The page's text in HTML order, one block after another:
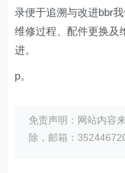
录便于追溯与改进bbr
维修过程、配件更换及
进。
p。
免责声明：网站内容
除，邮箱：